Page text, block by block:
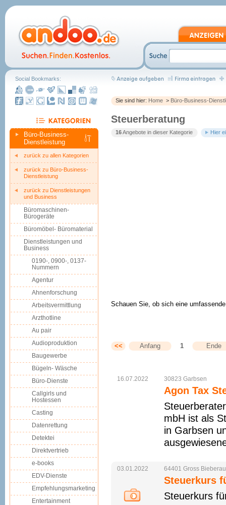
Sie sind hier: Home > Büro-Business-
Steuerberatung
16Angebote in dieser Kategorie Hier
Schauen Sie, ob sich eine
<< Anfang 1 Ende
16.07.2022 30823 Garbsen
Agon Tax
mbH ist als
in Garbsen
03.01.2022 64401 Gross Bieberau
Steuerkurs
Steuerkurs
Social Bookmarks:
Büro-Business-
Dienstleistung
zurück zu allen Kategorien
zurück zu Büro-Business-
Dienstleistung
zurück zu Dienstleistungen
und Business
Büromaschinen-
Bürogeräte
Büromöbel- Büromaterial
Dienstleistungen und
Business
0190-, 0900-, 0137-
Nummern
Agentur
Ahnenforschung
Arbeitsvermittlung
Arzthotline
Au pair
Audioproduktion
Baugewerbe
Bügeln- Wäsche
Büro-Dienste
Callgirls und
Hostessen
Casting
Datenrettung
Detektei
Direktvertrieb
e-books
EDV-Dienste
Empfehlungsmarketing
Entertainment